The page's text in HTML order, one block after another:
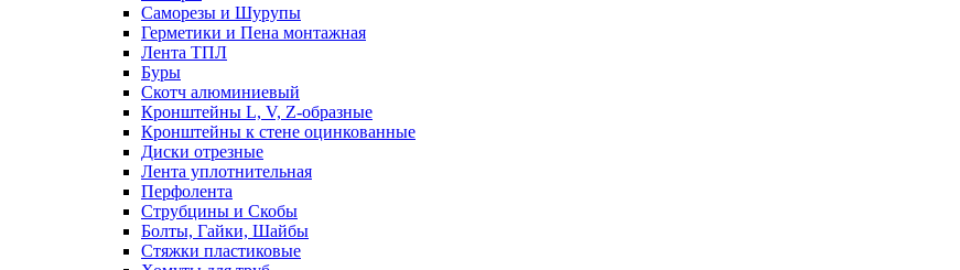
Саморезы и Шурупы
Герметики и Пена монтажная
Лента ТПЛ
Буры
Скотч алюминиевый
Кронштейны L, V, Z-образные
Кронштейны к стене оцинкованные
Диски отрезные
Лента уплотнительная
Перфолента
Струбцины и Скобы
Болты, Гайки, Шайбы
Стяжки пластиковые